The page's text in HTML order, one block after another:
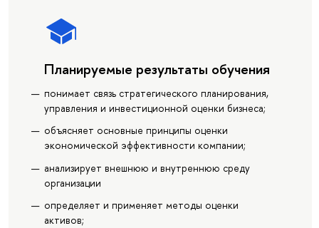
Планируемые результаты обучения
понимает связь стратегического планирования,
управления и инвестиционной оценки бизнеса;
объясняет основные принципы оценки
экономической эффективности компании;
анализирует внешнюю и внутреннюю среду
организации
определяет и применяет методы оценки
активов;